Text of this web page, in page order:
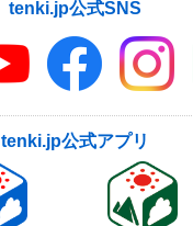
tenki.jp公式SNS
tenki.jp公式アプリ